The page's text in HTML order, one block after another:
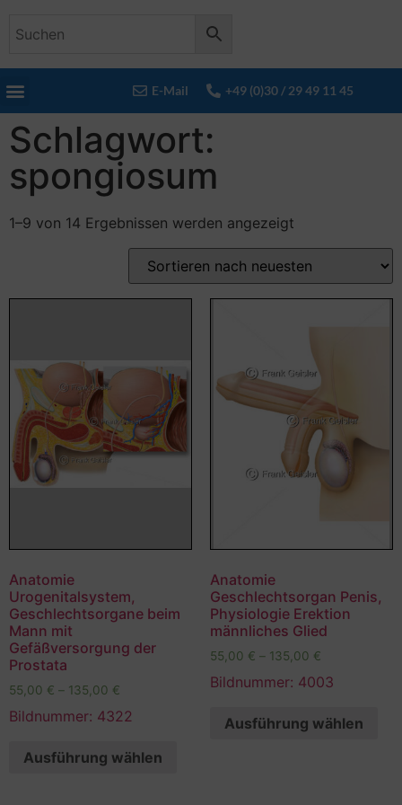
E-Mail +49 (0)30 / 29 49 11 45
Schlagwort:
spongiosum
1–9 von 14 Ergebnissen werden angezeigt
Anatomie
Urogenitalsystem,
Geschlechtsorgane beim
Mann mit
Gefäßversorgung der
Prostata
55,00 € – 135,00 €
Bildnummer: 4322
Ausführung wählen
Anatomie
Geschlechtsorgan Penis,
Physiologie Erektion
männliches Glied
55,00 € – 135,00 €
Bildnummer: 4003
Ausführung wählen